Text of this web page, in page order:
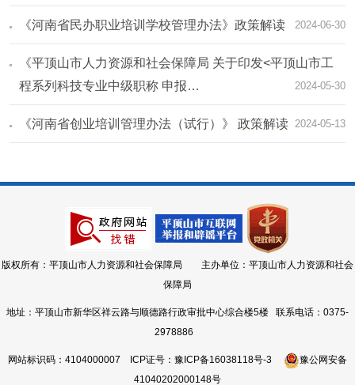
《河南省民办职业培训学校管理办法》政策解读 2024-06-30
《平顶山市人力资源和社会保障局 关于印发<平顶山市工
程系列科技专业中级职称 申报…
2024-05-30
《河南省创业培训管理办法（试行）》 政策解读 2024-05-13
版权所有：平顶山市人力资源和社会保障局 主办单位：平顶山市人力资源和社会
保障局
地址：平顶山市新华区祥云路与顺德路行政审批中心综合楼5楼 联系电话：0375-
2978886
网站标识码：4104000007 ICP证号：豫ICP备16038118号-3
豫公网安备
41040202000148号